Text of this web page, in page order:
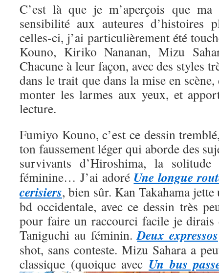
C’est là que je m’aperçois que
sensibilité aux auteures d’histoires
celles-ci, j’ai particulièrement été
Kouno, Kiriko Nananan, Mizu
Chacune à leur façon, avec des styles
dans le trait que dans la mise en
monter les larmes aux yeux, et
lecture.
Fumiyo Kouno, c’est ce dessin
ton faussement léger qui aborde des
survivants d’Hiroshima, la
féminine… J’ai adoré Une longue
cerisiers, bien sûr. Kan Takahama
bd occidentale, avec ce dessin très
pour faire un raccourci facile je dirais
Taniguchi au féminin.Deux expressos
shot, sans conteste. Mizu Sahara a
classique (quoique avec Un bus